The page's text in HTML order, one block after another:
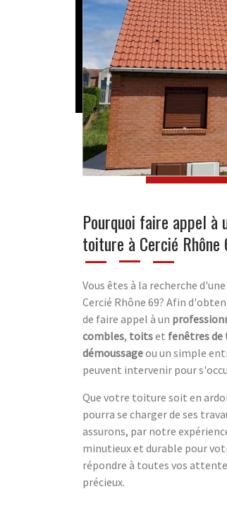
Pourquoi faire appel à
toiture à Cercié
Vous êtes à la recherche d'une
Cercié Rhône 69? Afin
de faire appel à un
combles, toitset fenêtres
démoussageou un simple
peuvent intervenir pour
Que votre toiture soit en
pourra se charger de ses
assurons, par notre
minutieux et durable pour
répondre à toutes vos
précieux.